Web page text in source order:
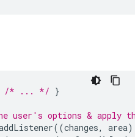
/* ... */ }
user's options & apply
((changes, area)